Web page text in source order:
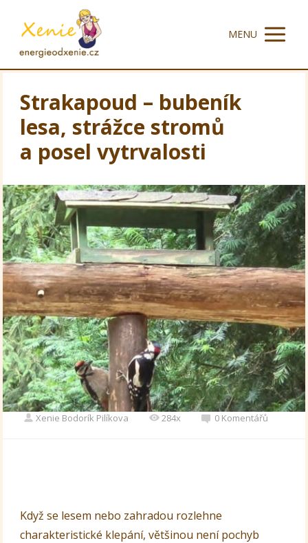
MENU
Strakapoud – bubeník
lesa, strážce stromů
a posel vytrvalosti
Xenie Bodorík Pilíkova 284x 0 Komentářů
Když se lesem nebo zahradou rozlehne
charakteristické klepání, většinou není pochyb